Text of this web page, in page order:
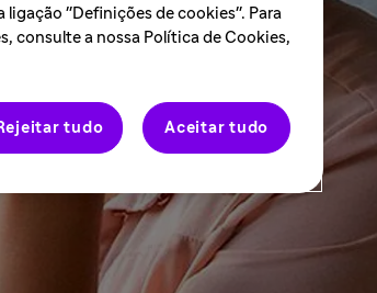
"Definições de cookies". Para
consulte a nossa Política de Cookies,
tudo Aceitar tudo